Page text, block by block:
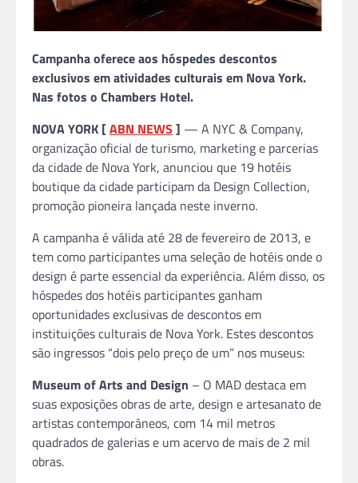
Campanha oferece aos hóspedes descontos
exclusivos em atividades culturais em Nova York.
Nas fotos o Chambers Hotel.
NOVA YORK [ABN NEWS ] — A NYC & Company,
organização oficial de turismo, marketing e parcerias
da cidade de Nova York, anunciou que 19 hotéis
boutique da cidade participam da Design Collection,
promoção pioneira lançada neste inverno.
A campanha é válida até 28 de fevereiro de 2013, e
tem como participantes uma seleção de hotéis onde o
design é parte essencial da experiência. Além disso, os
hóspedes dos hotéis participantes ganham
oportunidades exclusivas de descontos em
instituições culturais de Nova York. Estes descontos
são ingressos “dois pelo preço de um” nos museus:
Museum of Arts and Design – O MAD destaca em
suas exposições obras de arte, design e artesanato de
artistas contemporâneos, com 14 mil metros
quadrados de galerias e um acervo de mais de 2 mil
obras.